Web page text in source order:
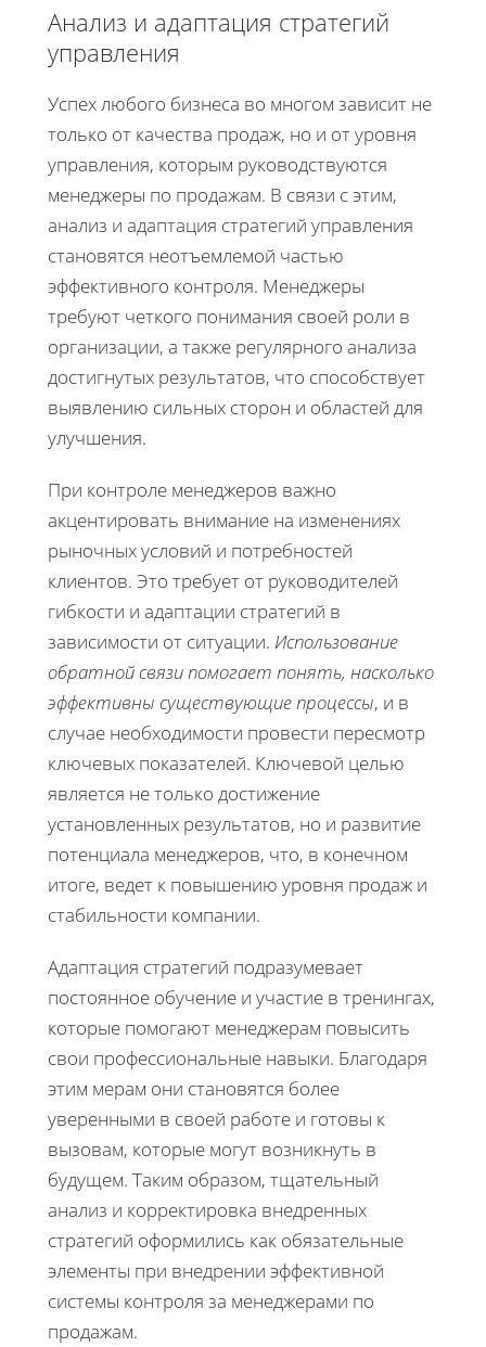
Анализ и адаптация стратегий
управления
Успех любого бизнеса во многом зависит не
только от качества продаж, но и от уровня
управления, которым руководствуются
менеджеры по продажам. В связи с этим,
анализ и адаптация стратегий управления
становятся неотъемлемой частью
эффективного контроля. Менеджеры
требуют четкого понимания своей роли в
организации, а также регулярного анализа
достигнутых результатов, что способствует
выявлению сильных сторон и областей для
улучшения.
При контроле менеджеров важно
акцентировать внимание на изменениях
рыночных условий и потребностей
клиентов. Это требует от руководителей
гибкости и адаптации стратегий в
зависимости от ситуации. Использование
обратной связи помогает понять, насколько
эффективны существующие процессы, и в
случае необходимости провести пересмотр
ключевых показателей. Ключевой целью
является не только достижение
установленных результатов, но и развитие
потенциала менеджеров, что, в конечном
итоге, ведет к повышению уровня продаж и
стабильности компании.
Адаптация стратегий подразумевает
постоянное обучение и участие в тренингах,
которые помогают менеджерам повысить
свои профессиональные навыки. Благодаря
этим мерам они становятся более
уверенными в своей работе и готовы к
вызовам, которые могут возникнуть в
будущем. Таким образом, тщательный
анализ и корректировка внедренных
стратегий оформились как обязательные
элементы при внедрении эффективной
системы контроля за менеджерами по
продажам.